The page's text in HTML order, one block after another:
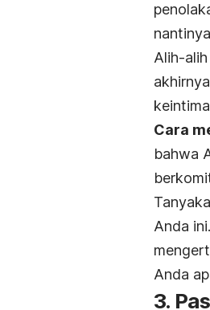
Alih-
Cara
bahwa
Anda
Anda
3.